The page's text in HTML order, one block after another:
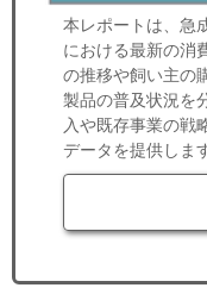
本レポートは、急
における最新の消
の推移や飼い主の
製品の普及状況を
入や既存事業の戦
データを提供しま